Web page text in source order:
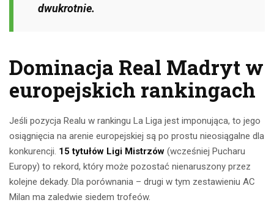
dwukrotnie.
Dominacja Real Madryt w
europejskich rankingach
Jeśli pozycja Realu w rankingu La Liga jest imponująca, to jego
osiągnięcia na arenie europejskiej są po prostu nieosiągalne dla
konkurencji. 15 tytułów Ligi Mistrzów (wcześniej Pucharu
Europy) to rekord, który może pozostać nienaruszony przez
kolejne dekady. Dla porównania – drugi w tym zestawieniu AC
Milan ma zaledwie siedem trofeów.